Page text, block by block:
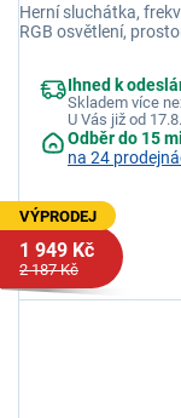
Herní sluchátka,
RGB osvětlení,
Ihned k
Skladem více
U Vás již od 17.8.
Odběr do 15
na 24
VÝPRODEJ
1 949 Kč
2 187 Kč